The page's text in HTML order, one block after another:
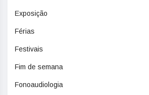
Exposição
Férias
Festivais
Fim de semana
Fonoaudiologia